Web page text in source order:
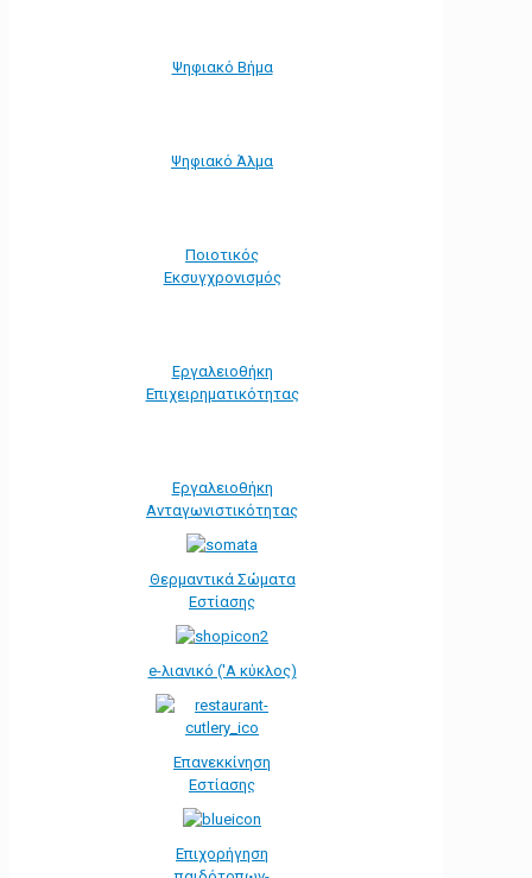
Ψηφιακό Βήμα
Ψηφιακό Άλμα
Ποιοτικός
Εκσυγχρονισμός
Εργαλειοθήκη
Eπιχειρηματικότητας
Εργαλειοθήκη
Ανταγωνιστικότητας
Θερμαντικά Σώματα
Εστίασης
e-λιανικό ('Α κύκλος)
Επανεκκίνηση
Εστίασης
Επιχορήγηση